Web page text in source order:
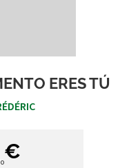
ERES TÚ
€